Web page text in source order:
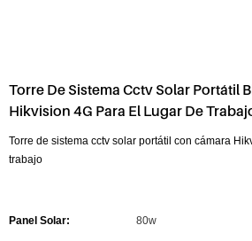
Torre De Sistema Cctv Solar Portátil
Hikvision 4G Para El Lugar De
Torre de sistema cctv solar portátil con cámara
trabajo
Panel Solar: 80w